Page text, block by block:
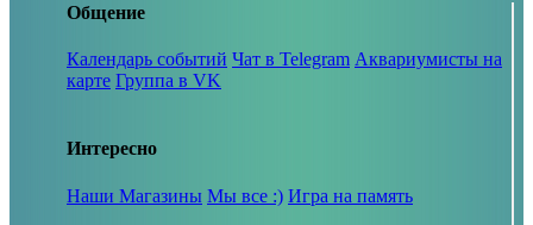
Общение
Календарь событий Чат в Telegram Аквариумисты на
карте Группа в VK
Интересно
Наши Магазины Мы все :) Игра на память